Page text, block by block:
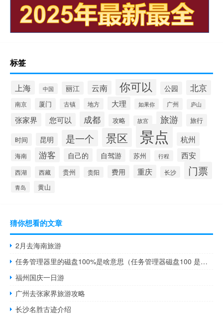
标签
上海 中国 丽江 云南 你可以 公园 北京
南京 厦门 古镇 地方 大理 如果你 广州 庐山
张家界 您可以 成都 攻略 故宫 旅游 旅行
时间 昆明 是一个 景区 景点 杭州
海南 游客 自己的 自驾游 苏州 行程 西安
西湖 西藏 贵州 贵阳 费用 重庆 长沙 门票
青岛 黄山
猜你想看的文章
2月去海南旅游
任务管理器里的磁盘100%是啥意思（任务管理器磁盘100 是什么意思）
福州国庆一日游
广州去张家界旅游攻略
长沙名胜古迹介绍